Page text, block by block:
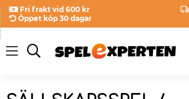
Fri frakt vid 600 kr
Öppet köp 30 dagar